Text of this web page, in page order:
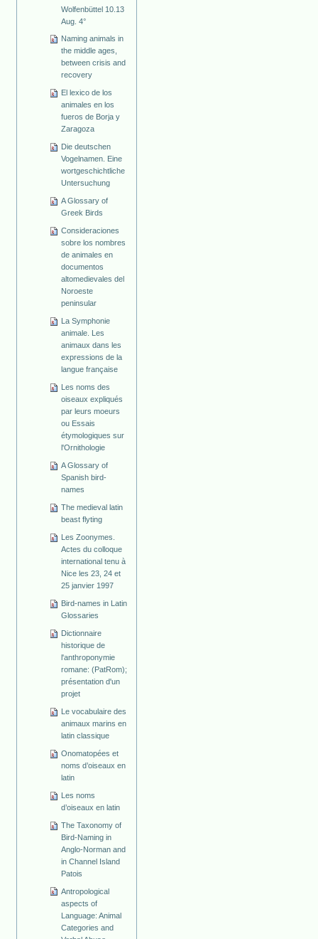
Wolfenbüttel 10.13
Aug. 4°
Naming animals in
the middle ages,
between crisis and
recovery
El lexico de los
animales en los
fueros de Borja y
Zaragoza
Die deutschen
Vogelnamen. Eine
wortgeschichtliche
Untersuchung
A Glossary of
Greek Birds
Consideraciones
sobre los nombres
de animales en
documentos
altomedievales del
Noroeste
peninsular
La Symphonie
animale. Les
animaux dans les
expressions de la
langue française
Les noms des
oiseaux expliqués
par leurs moeurs
ou Essais
étymologiques sur
l'Ornithologie
A Glossary of
Spanish bird-
names
The medieval latin
beast flyting
Les Zoonymes.
Actes du colloque
international tenu à
Nice les 23, 24 et
25 janvier 1997
Bird-names in Latin
Glossaries
Dictionnaire
historique de
l'anthroponymie
romane: (PatRom);
présentation d'un
projet
Le vocabulaire des
animaux marins en
latin classique
Onomatopées et
noms d’oiseaux en
latin
Les noms
d’oiseaux en latin
The Taxonomy of
Bird-Naming in
Anglo-Norman and
in Channel Island
Patois
Antropological
aspects of
Language: Animal
Categories and